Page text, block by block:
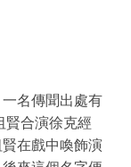
名傳聞出處有
賢合演徐克經
在戲中喚飾演